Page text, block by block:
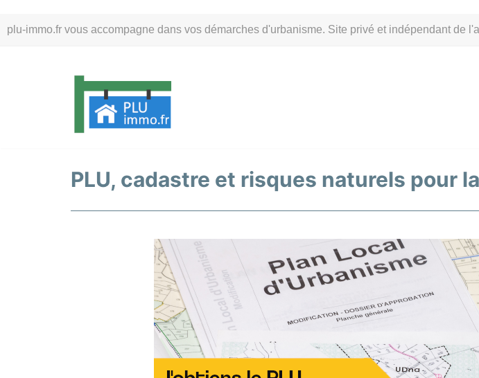
plu-immo.fr vous accompagne dans vos démarches d'urbanisme. Site privé et indépendant de
au
PLU, cadastre et risques naturels pour